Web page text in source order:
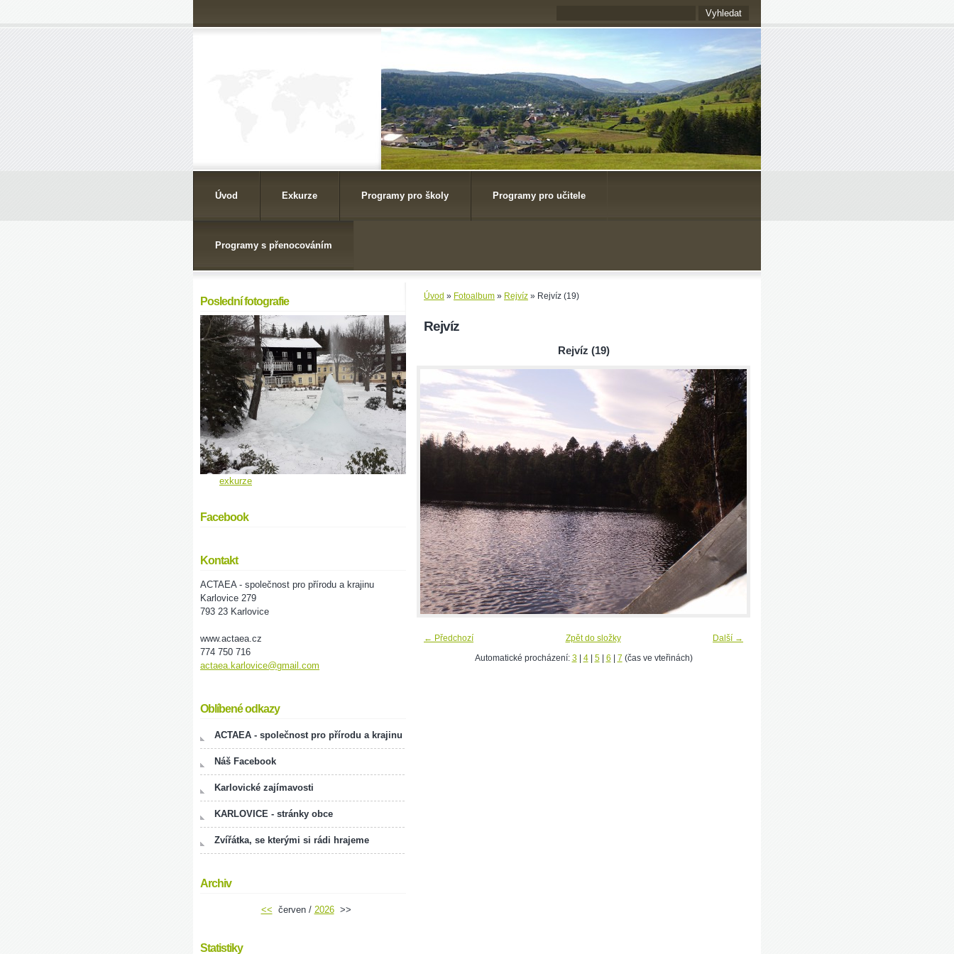
Úvod Exkurze Programy pro školy Programy pro učitele
Programy s přenocováním
Úvod » Fotoalbum » Rejvíz » Rejvíz (19)
Rejvíz
Rejvíz (19)
← Předchozí Další →
Zpět do složky
Automatické procházení: 3| 4| 5| 6 7 (čas ve vteřinách)
Poslední fotografie
exkurze
Facebook
Kontakt
ACTAEA - společnost pro přírodu a krajinu
Karlovice 279
793 23 Karlovice
www.actaea.cz
774 750 716
actaea.karlovice@gmail.com
Oblíbené odkazy
ACTAEA - společnost pro přírodu a krajinu
Náš Facebook
Karlovické zajímavosti
KARLOVICE - stránky obce
Zvířátka, se kterými si rádi hrajeme
Archiv
<< červen / 2026 >>
Statistiky